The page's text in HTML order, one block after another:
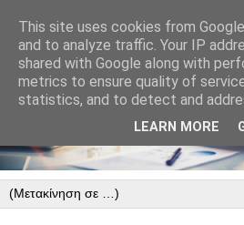
This site uses cookies from
and to analyze traffic. Your IP
shared with Google along with
metrics to ensure quality of
statistics, and to detect and
LEARN MORE